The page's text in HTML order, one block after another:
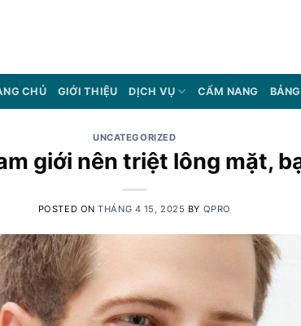
CHỦ GIỚI THIỆU DỊCH VỤ CẨM NANG
UNCATEGORIZED
giới nên triệt lông mặt,
POSTED ONTHÁNG 4 15, 2025 BY QPRO